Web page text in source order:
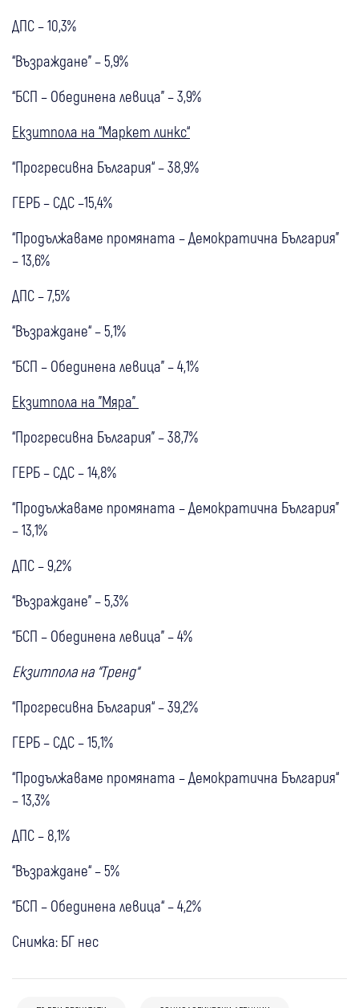
ДПС – 10,3%
“Възраждане” – 5,9%
“БСП – Обединена левица” – 3,9%
Екзитпола на “Маркет линкс“
“Прогресивна България“ – 38,9%
ГЕРБ – СДС –15,4%
“Продължаваме промяната – Демократична България”
– 13,6%
ДПС – 7,5%
“Възраждане“ – 5,1%
“БСП – Обединена левица" – 4,1%
Eкзитпола на "Мяра"
“Прогресивна България” – 38,7%
ГЕРБ – СДС – 14,8%
“Продължаваме промяната – Демократична България”
– 13,1%
ДПС – 9,2%
“Възраждане” – 5,3%
“БСП – Обединена левица” – 4%
Екзитпола на “Тренд“
“Прогресивна България“ – 39,2%
ГЕРБ – СДС – 15,1%
“Продължаваме промяната – Демократична България“
– 13,3%
ДПС – 8,1%
“Възраждане“ – 5%
“БСП – Обединена левица“ – 4,2%
Снимка: БГ нес